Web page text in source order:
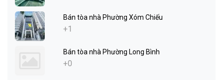
Bán tòa nhà Phường Xóm Chiếu
+1
Bán tòa nhà Phường Long Bình
+0